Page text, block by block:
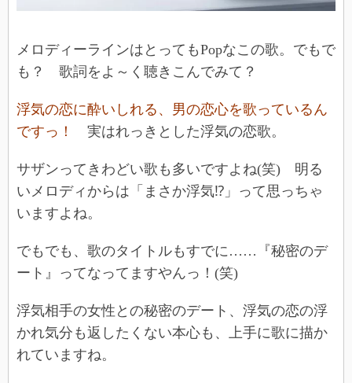
メロディーラインはとってもPopなこの歌。でもで
も？ 歌詞をよ～く聴きこんでみて？
浮気の恋に酔いしれる、男の恋心を歌っているん
ですっ！
実はれっきとした浮気の恋歌。
サザンってきわどい歌も多いですよね(笑) 明る
いメロディからは「まさか浮気⁉」って思っちゃ
いますよね。
でもでも、歌のタイトルもすでに……『秘密のデ
ート』ってなってますやんっ！(笑)
浮気相手の女性との秘密のデート、浮気の恋の浮
かれ気分も返したくない本心も、上手に歌に描か
れていますね。